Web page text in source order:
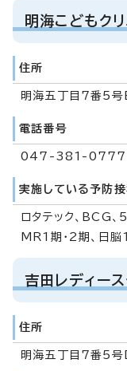
明海こどもク
住所
明海五丁目7番5号
電話番号
047-381-0777
実施している予防
ロタテック、BCG、
MR1期・2期、日脳
吉田レディース
住所
明海五丁目7番5号